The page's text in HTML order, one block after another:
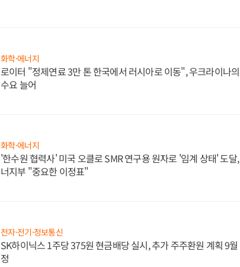
화학·에너지
로이터 "정제연료 3만 톤 한국에서 러시아로 이동", 우크라이나
수요 늘어
화학·에너지
'한수원 협력사' 미국 오클로 SMR 연구용 원자로 '임계 상태' 도달
너지부 "중요한 이정표"
전자·전기·정보통신
SK하이닉스 1주당 375원 현금배당 실시, 추가 주주환원 계획 9월
정